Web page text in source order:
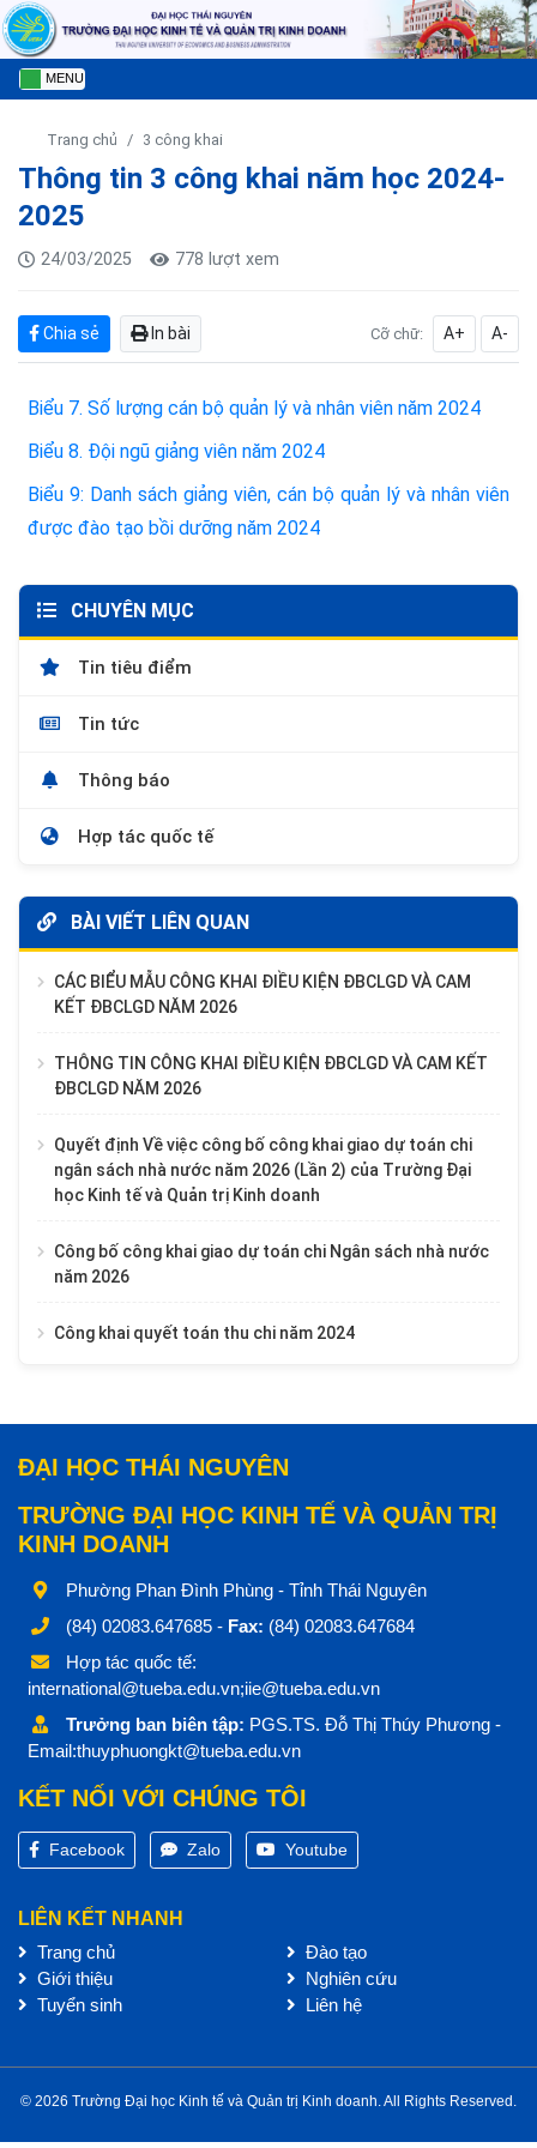
MENU
Trang chủ 3 công khai
Thông tin 3 công khai năm học 2024-
2025
24/03/2025 778 lượt xem
Chia sẻ In bài Cỡ chữ: A+ A-
Biểu 7. Số lượng cán bộ quản lý và nhân viên năm 2024
Biểu 8. Đội ngũ giảng viên năm 2024
Biểu 9: Danh sách giảng viên, cán bộ quản lý và nhân viên
được đào tạo bồi dưỡng năm 2024
CHUYÊN MỤC
Tin tiêu điểm
Tin tức
Thông báo
Hợp tác quốc tế
BÀI VIẾT LIÊN QUAN
CÁC BIỂU MẪU CÔNG KHAI ĐIỀU KIỆN ĐBCLGD VÀ CAM
KẾT ĐBCLGD NĂM 2026
THÔNG TIN CÔNG KHAI ĐIỀU KIỆN ĐBCLGD VÀ CAM KẾT
ĐBCLGD NĂM 2026
Quyết định Về việc công bố công khai giao dự toán chi
ngân sách nhà nước năm 2026 (Lần 2) của Trường Đại
học Kinh tế và Quản trị Kinh doanh
Công bố công khai giao dự toán chi Ngân sách nhà nước
năm 2026
Công khai quyết toán thu chi năm 2024
ĐẠI HỌC THÁI NGUYÊN
TRƯỜNG ĐẠI HỌC KINH TẾ VÀ QUẢN TRỊ
KINH DOANH
Phường Phan Đình Phùng - Tỉnh Thái Nguyên
(84) 02083.647685 - Fax: (84) 02083.647684
Hợp tác quốc tế:
international@tueba.edu.vn;iie@tueba.edu.vn
Trưởng ban biên tập: PGS.TS. Đỗ Thị Thúy Phương -
Email:thuyphuongkt@tueba.edu.vn
KẾT NỐI VỚI CHÚNG TÔI
Facebook Zalo Youtube
LIÊN KẾT NHANH
Trang chủ
Giới thiệu
Tuyển sinh
Đào tạo
Nghiên cứu
Liên hệ
© 2026 Trường Đại học Kinh tế và Quản trị Kinh doanh. All Rights Reserved.